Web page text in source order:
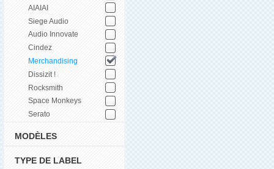
AIAIAI
Siege Audio
Audio Innovate
Cindez
Merchandising
Dissizit !
Rocksmith
Space Monkeys
Serato
MODÈLES
TYPE DE LABEL